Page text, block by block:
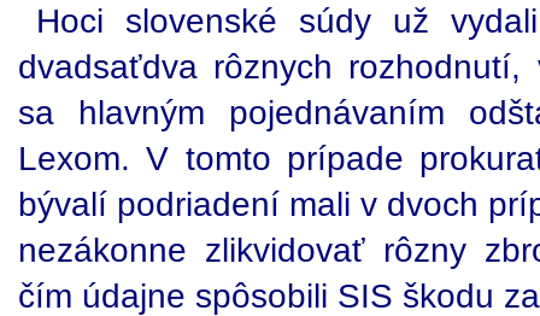
Hoci slovenské súdy už
dvadsaťdva rôznych
sa hlavným pojednávaním
Lexom. V tomto prípade
bývalí podriadení mali v dvoch
nezákonne zlikvidovať rôzny
čím údajne spôsobili SIS škodu